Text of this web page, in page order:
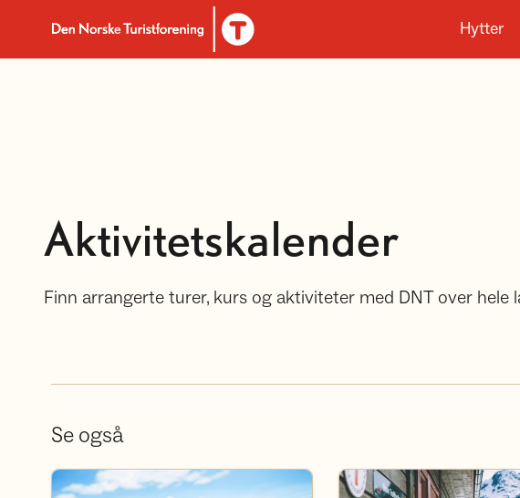
Til DNT.no forside
Hytter
Aktivitetskalender
Finn arrangerte turer, kurs og aktiviteter med DNT over hele
Se også
Bli frivillig Bli medlem